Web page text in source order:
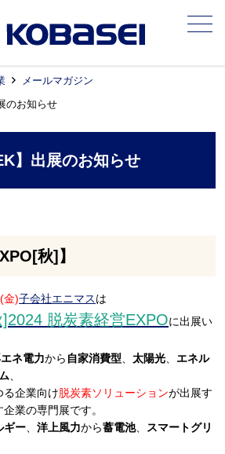
メニュー
メールマガジン
のお知らせ
】出展のお知らせ
秋]】
金)子会社エニマスは
脱炭素経営EXPOに出展い
ネ電力から 自家消費型 太陽光
エネル
る企業向け脱炭素ソリューションが出展す
業の専門展です。
ギー 洋上風力から蓄電池、
スマートグリ